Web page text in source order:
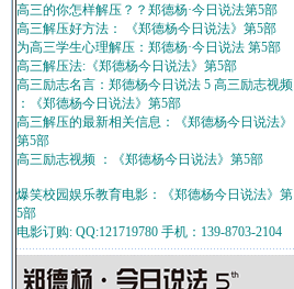
高三的你怎样解压？？郑德杨·今日说法第5部
高三解压好方法： 《郑德杨今日说法》第5部
为高三学生心理解压：郑德杨·今日说法 第5部
高三解压法:《郑德杨今日说法》第5部
高三励志名言：郑德杨今日说法 5 高三励志视频
：《郑德杨今日说法》第5部
高三解压的最新相关信息：《郑德杨今日说法》
第5部
高三励志视频 ：《郑德杨今日说法》第5部
爆笑校园娱乐教育电影：《郑德杨今日说法》第
5部
电影订购: QQ:121719780 手机：139-8703-2104